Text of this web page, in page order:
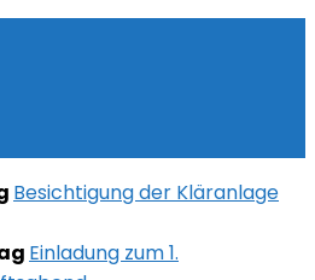
Besichtigung der Kläranlage
Einladung zum 1.